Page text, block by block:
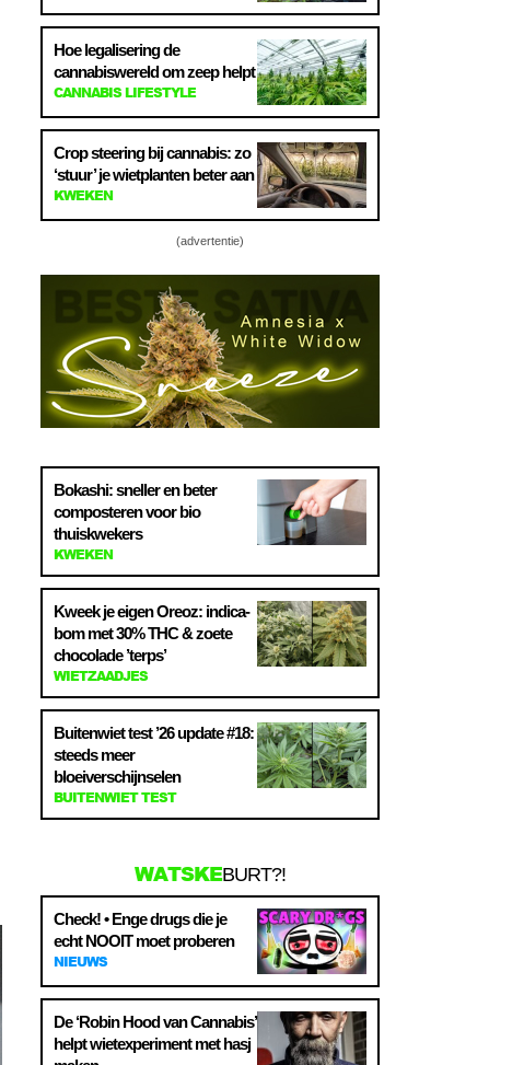
Hoe legalisering de
cannabiswereld om zeep helpt
CANNABIS LIFESTYLE
Crop steering bij cannabis: zo
‘stuur’ je wietplanten beter aan
KWEKEN
(advertentie)
Bokashi: sneller en beter
composteren voor bio
thuiskwekers
KWEKEN
Kweek je eigen Oreoz: indica-
bom met 30% THC & zoete
chocolade ’terps’
WIETZAADJES
Buitenwiet test ’26 update #18:
steeds meer
bloeiverschijnselen
BUITENWIET TEST
WATSKEBURT?!
Check! • Enge drugs die je
echt NOOIT moet proberen
NIEUWS
De ‘Robin Hood van Cannabis’
helpt wietexperiment met hasj